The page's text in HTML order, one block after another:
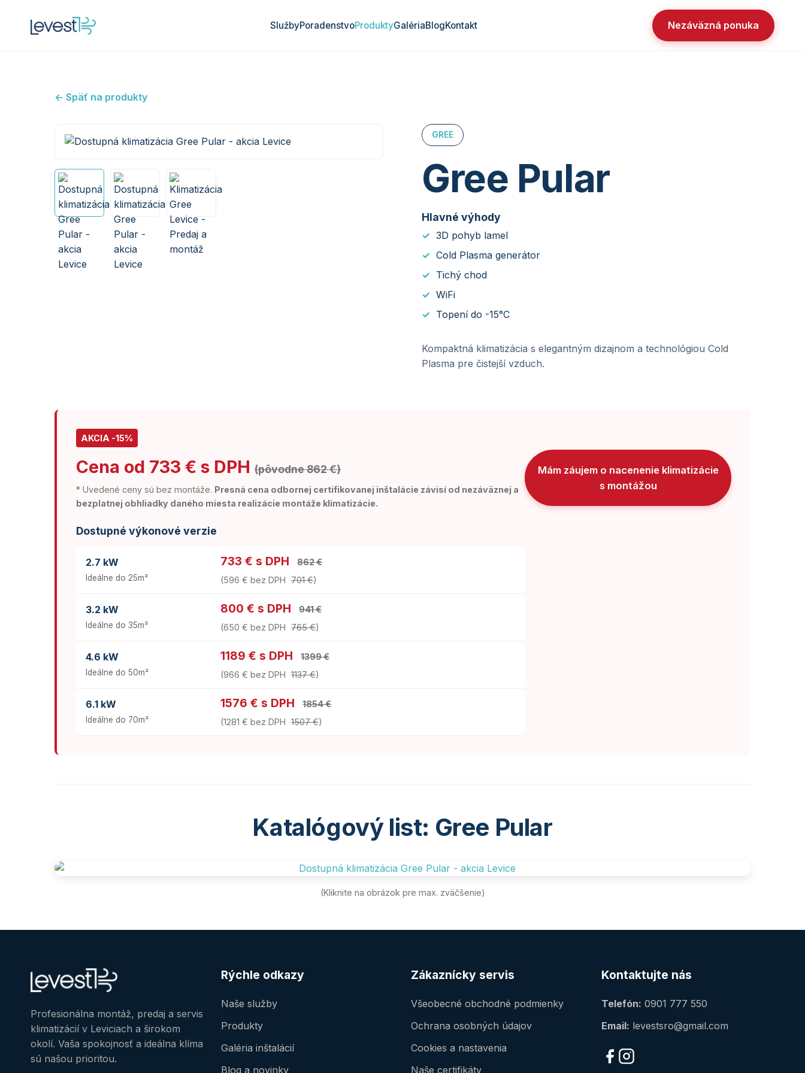
SlužbyPoradenstvoProduktyGalériaBlogKontakt Nezáväzná ponuka
← Späť na produkty
GREE
Gree Pular
Hlavné výhody
3D pohyb lamel
Cold Plasma generátor
Tichý chod
WiFi
Topení do -15°C
Kompaktná klimatizácia s elegantným dizajnom a technológiou Cold
Plasma pre čistejší vzduch.
AKCIA -15%
Cena od 733 € s DPH(pôvodne 862 €)
* Uvedené ceny sú bez montáže. Presná cena odbornej certifikovanej inštalácie závisí od nezáväznej a
bezplatnej obhliadky daného miesta realizácie montáže klimatizácie.
Dostupné výkonové verzie
2.7 kW
Ideálne do 25m²
733 € s DPH
862 €
(596 € bez DPH 701 €)
3.2 kW
Ideálne do 35m²
800 € s DPH
941 €
(650 € bez DPH 765 €)
4.6 kW
Ideálne do 50m²
1189 € s DPH
1399 €
(966 € bez DPH 1137 €)
6.1 kW
Ideálne do 70m²
1576 € s DPH
1854 €
(1281 € bez DPH 1507 €)
Mám záujem o nacenenie klimatizácie
s montážou
Katalógový list: Gree Pular
(Kliknite na obrázok pre max. zväčšenie)
Profesionálna montáž, predaj a servis
klimatizácií v Leviciach a širokom
okolí. Vaša spokojnosť a ideálna klíma
sú našou prioritou.
Rýchle odkazy
Naše služby
Produkty
Galéria inštalácií
Blog a novinky
Zákaznícky servis
Všeobecné obchodné podmienky
Ochrana osobných údajov
Cookies a nastavenia
Naše certifikáty
Kontaktujte nás
Telefón: 0901 777 550
Email: levestsro@gmail.com